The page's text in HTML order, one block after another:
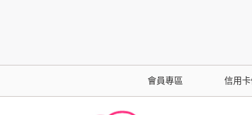
參考依據，此記錄為內部應用，決不對外公
為提供精確的服務，我們會將收集的問卷
明文字，但不涉及特定個人之資料。
會員專區 信用